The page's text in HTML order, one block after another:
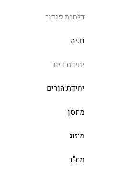
דלתות פנדור
חניה
יחידת דיור
יחידת הורים
מחסן
מיזוג
ממ"ד